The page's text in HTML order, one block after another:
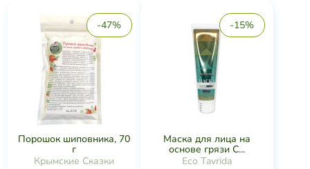
-47%
Порошок шиповника, 70
г
Крымские Сказки
-15%
Маска для лица на
основе грязи С...
Eco Tavrida